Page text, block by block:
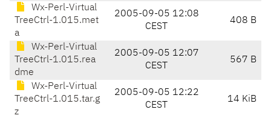
Wx-Perl-Virtual
TreeCtrl-1.015.met
a
2005-09-05 12:08
CEST
408 B
Wx-Perl-Virtual
TreeCtrl-1.015.rea
dme
2005-09-05 12:07
CEST
567 B
Wx-Perl-Virtual
TreeCtrl-1.015.tar.g
z
2005-09-05 12:22
CEST
14 KiB